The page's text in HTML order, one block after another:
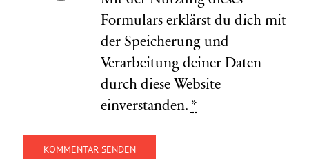
Formulars erklärst du dich mit
der Speicherung und
Verarbeitung deiner Daten
durch diese Website
einverstanden. *